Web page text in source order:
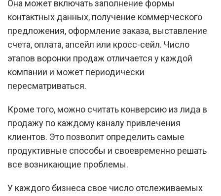
Она может включать заполнение формы
контактных данных, получение коммерческого
предложения, оформление заказа, выставление
счета, оплата, апсейл или кросс-сейл. Число
этапов воронки продаж отличается у каждой
компании и может периодически
пересматриваться.
Кроме того, можно считать конверсию из лида в
продажу по каждому каналу привлечения
клиентов. Это позволит определить самые
продуктивные способы и своевременно решать
все возникающие проблемы.
У каждого бизнеса свое число отслеживаемых